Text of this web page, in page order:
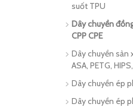
suốt TPU
Dây chuyền
CPP CPE
Dây chuyền sản
ASA, PETG,
Dây chuyền ép
Dây chuyền ép